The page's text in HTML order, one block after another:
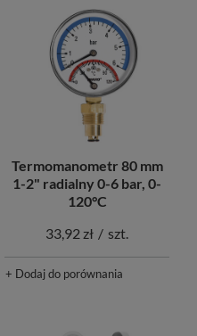
Termomanometr 80 mm
1-2" radialny 0-6 bar, 0-
120°C
33,92 zł / szt.
+ Dodaj do porównania